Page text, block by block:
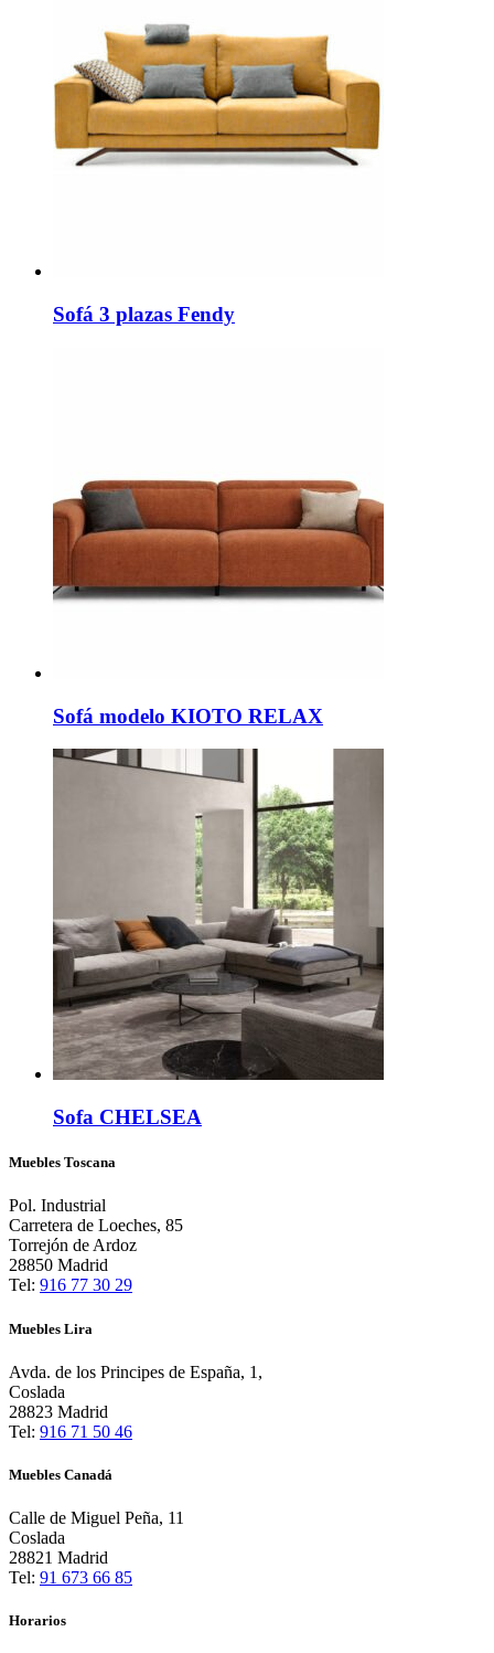
Sofá 3 plazas Fendy
Sofá modelo KIOTO RELAX
Sofa CHELSEA
Muebles Toscana
Pol. Industrial
Carretera de Loeches, 85
Torrejón de Ardoz
28850 Madrid
Tel: 916 77 30 29
Muebles Lira
Avda. de los Principes de España, 1,
Coslada
28823 Madrid
Tel: 916 71 50 46
Muebles Canadá
Calle de Miguel Peña, 11
Coslada
28821 Madrid
Tel: 91 673 66 85
Horarios